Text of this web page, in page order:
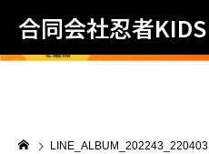
合同会社忍者KIDS
LINE_ALBUM_202243_220403